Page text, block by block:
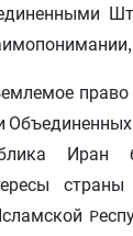
право
Иран